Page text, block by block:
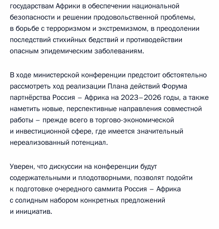
государствам Африки в обеспечении национальной
безопасности и решении продовольственной проблемы,
в борьбе с терроризмом и экстремизмом, в преодолении
последствий стихийных бедствий и противодействии
опасным эпидемическим заболеваниям.
В ходе министерской конференции предстоит обстоятельно
рассмотреть ход реализации Плана действий Форума
партнёрства Россия – Африка на 2023–2026 годы, а также
наметить новые, перспективные направления совместной
работы – прежде всего в торгово-экономической
и инвестиционной сфере, где имеется значительный
нереализованный потенциал.
Уверен, что дискуссии на конференции будут
содержательными и плодотворными, позволят подойти
к подготовке очередного саммита Россия – Африка
с солидным набором конкретных предложений
и инициатив.